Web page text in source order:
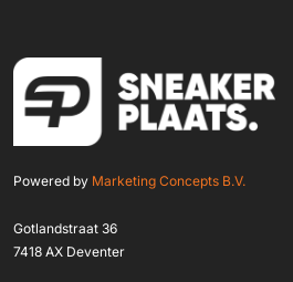
Powered by Marketing Concepts B.V.
Gotlandstraat 36
7418 AX Deventer